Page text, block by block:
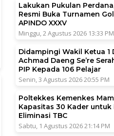
Lakukan Pukulan
Resmi Buka Turnamen
APINDO XXXV
Minggu, 2 Agustus 2026 13:33 PM
Didampingi Wakil Ketua 1
Achmad Daeng Se’re
PIP Kepada 106 Pelajar
Senin, 3 Agustus 2026 20:55 PM
Poltekkes Kemenkes
Kapasitas 30 Kader
Eliminasi TBC
Sabtu, 1 Agustus 2026 21:14 PM